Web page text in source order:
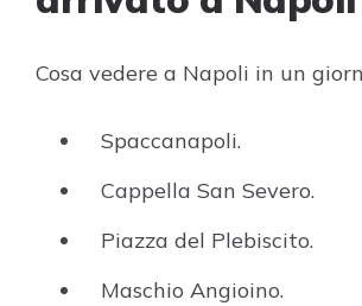
Cosa vedere a Napoli in un
Spaccanapoli.
Cappella San Severo.
Piazza del Plebiscito.
Maschio Angioino.